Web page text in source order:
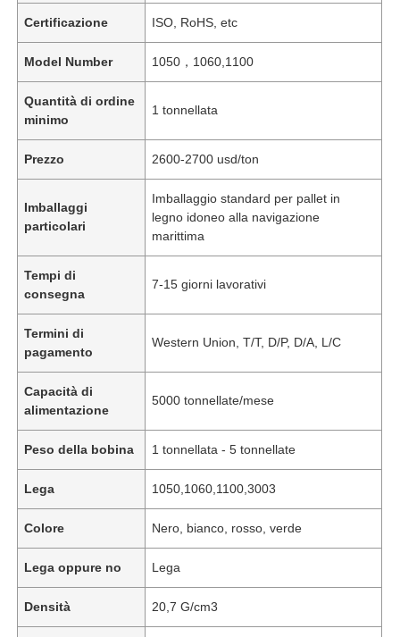
Certificazione ISO, RoHS, etc
Model Number 1050，1060,1100
Quantità di ordine
minimo
1 tonnellata
Prezzo 2600-2700 usd/ton
Imballaggi
particolari
Imballaggio standard per pallet in
legno idoneo alla navigazione
marittima
Tempi di
consegna
7-15 giorni lavorativi
Termini di
pagamento
Western Union, T/T, D/P, D/A, L/C
Capacità di
alimentazione
5000 tonnellate/mese
Peso della bobina 1 tonnellata - 5 tonnellate
Lega 1050,1060,1100,3003
Colore Nero, bianco, rosso, verde
Lega oppure no Lega
Densità 20,7 G/cm3